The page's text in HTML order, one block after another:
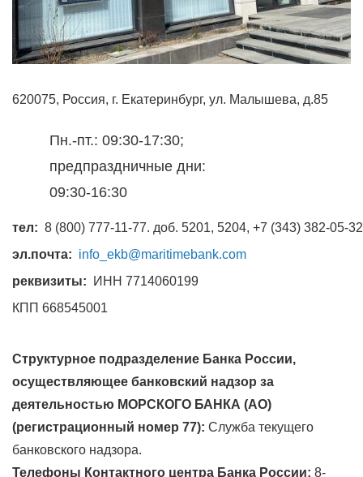
620075, Россия, г. Екатеринбург, ул. Малышева, д.85
Пн.-пт.: 09:30-17:30;
предпраздничные дни:
09:30-16:30
тел: 8 (800) 777-11-77. доб. 5201, 5204, +7 (343) 382-05-32
эл.почта: info_ekb@maritimebank.com
реквизиты:
ИНН 7714060199
КПП 668545001
Структурное подразделение Банка России,
осуществляющее банковский надзор за
деятельностью МОРСКОГО БАНКА (АО)
(регистрационный номер 77): Служба текущего
банковского надзора.
Телефоны Контактного центра Банка России: 8-